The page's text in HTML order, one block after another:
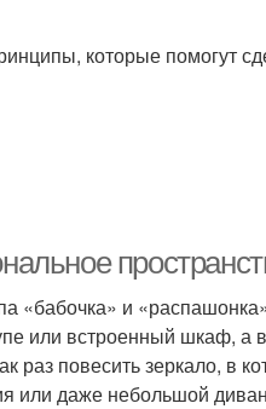
которые помогут
«бабочка» и
или встроенный шкаф, а в
повесить зеркало, в
или даже небольшой